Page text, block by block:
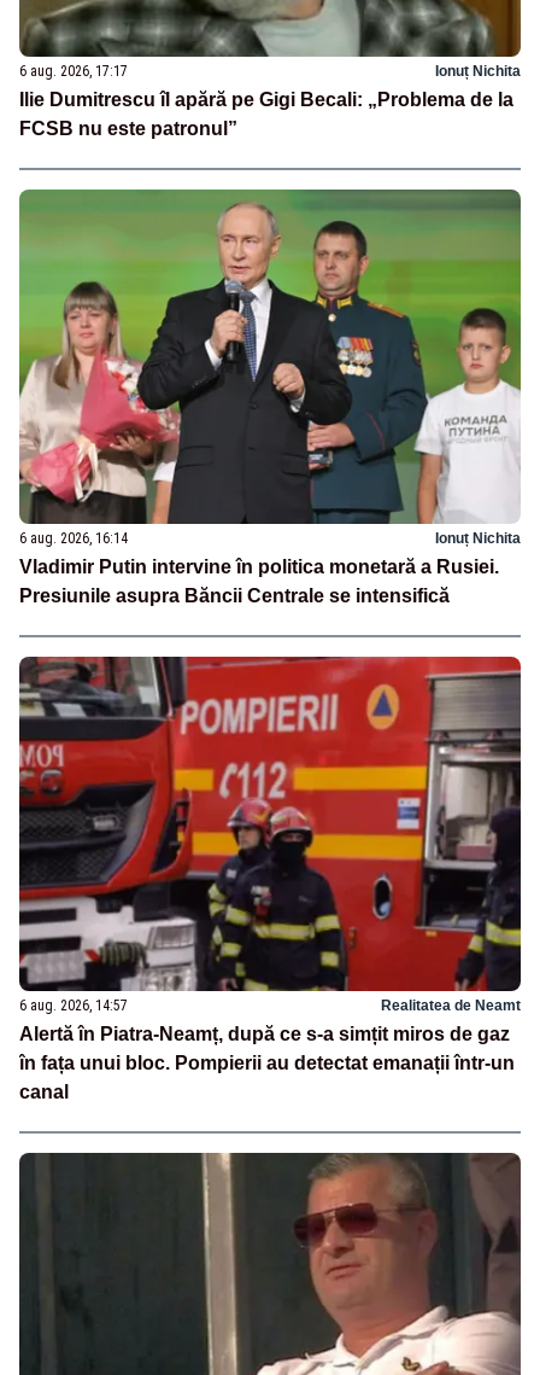
6 aug. 2026, 17:17 Ionuț Nichita
Ilie Dumitrescu îl apără pe Gigi Becali: „Problema de la
FCSB nu este patronul”
6 aug. 2026, 16:14 Ionuț Nichita
Vladimir Putin intervine în politica monetară a Rusiei.
Presiunile asupra Băncii Centrale se intensifică
6 aug. 2026, 14:57 Realitatea de Neamt
Alertă în Piatra-Neamț, după ce s-a simțit miros de gaz
în fața unui bloc. Pompierii au detectat emanații într-un
canal